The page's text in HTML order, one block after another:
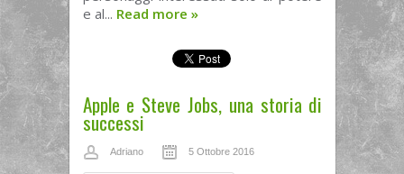
e al... Read more »
Apple e Steve Jobs, una storia di
successi
Adriano 5 Ottobre 2016